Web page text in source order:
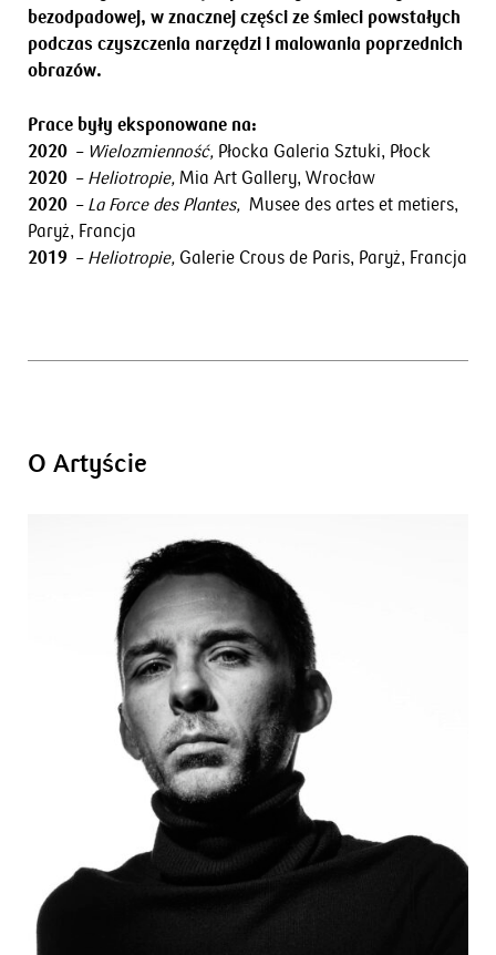
bezodpadowej, w znacznej części ze śmieci powstałych
podczas czyszczenia narzędzi i malowania poprzednich
obrazów.
Prace były eksponowane na:
2020– Wielozmienność,Płocka Galeria Sztuki, Płock
2020– Heliotropie,Mia Art Gallery, Wrocław
2020– La Force des Plantes, Musee des artes et metiers,
Paryż, Francja
2019– Heliotropie,Galerie Crous de Paris, Paryż, Francja
O Artyście